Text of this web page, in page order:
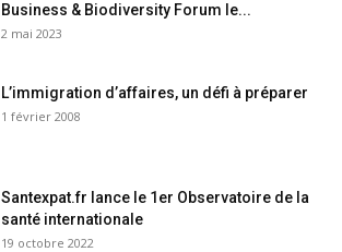
Business & Biodiversity Forum le...
2 mai 2023
L’immigration d’affaires, un défi à préparer
1 février 2008
Santexpat.fr lance le 1er Observatoire de la
santé internationale
19 octobre 2022